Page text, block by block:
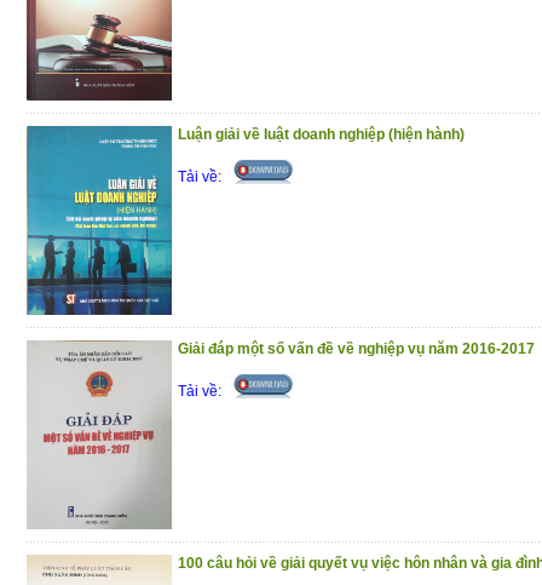
Luận giải về luật doanh nghiệp (hiện hành)
Tải về:
Giải đáp một số vấn đề về nghiệp vụ năm 2016-2017
Tải về:
100 câu hỏi về giải quyết vụ việc hôn nhân và gia